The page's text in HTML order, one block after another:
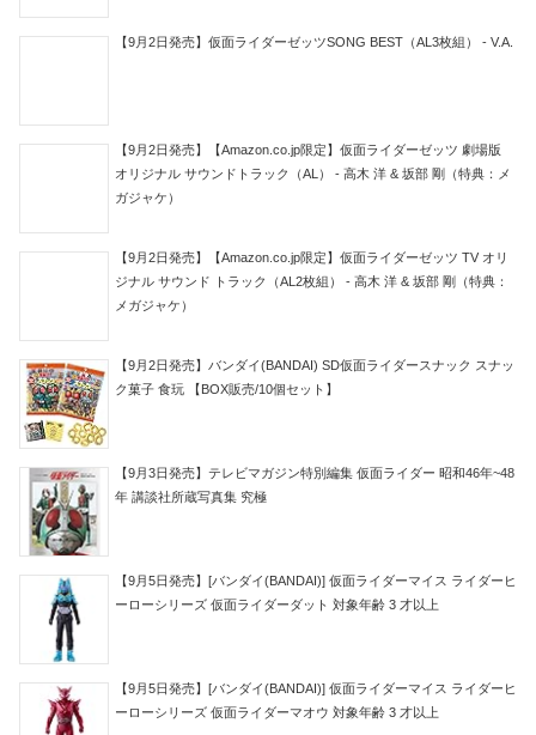
【9月2日発売】仮面ライダーゼッツSONG BEST（AL3枚組） - V.A.
【9月2日発売】【Amazon.co.jp限定】仮面ライダーゼッツ 劇場版
オリジナル サウンドトラック（AL） - 高木 洋 & 坂部 剛（特典：メ
ガジャケ）
【9月2日発売】【Amazon.co.jp限定】仮面ライダーゼッツ TV オリ
ジナル サウンド トラック（AL2枚組） - 高木 洋 & 坂部 剛（特典：
メガジャケ）
【9月2日発売】バンダイ(BANDAI) SD仮面ライダースナック スナッ
ク菓子 食玩 【BOX販売/10個セット】
【9月3日発売】テレビマガジン特別編集 仮面ライダー 昭和46年~48
年 講談社所蔵写真集 究極
【9月5日発売】[バンダイ(BANDAI)] 仮面ライダーマイス ライダーヒ
ーローシリーズ 仮面ライダーダット 対象年齢 3 才以上
【9月5日発売】[バンダイ(BANDAI)] 仮面ライダーマイス ライダーヒ
ーローシリーズ 仮面ライダーマオウ 対象年齢 3 才以上